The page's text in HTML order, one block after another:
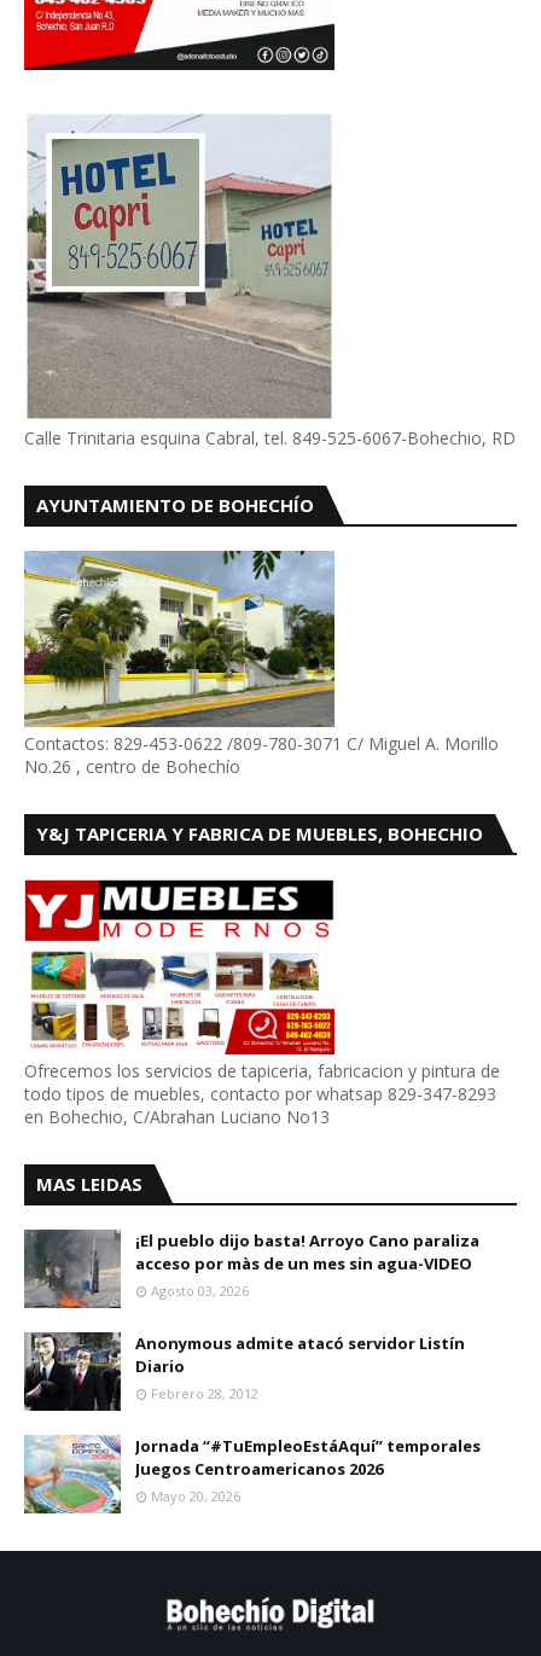
Calle Trinitaria esquina Cabral, tel. 849-525-6067-Bohechio, RD
AYUNTAMIENTO DE BOHECHÍO
Contactos: 829-453-0622 /809-780-3071 C/ Miguel A. Morillo
No.26 , centro de Bohechío
Y&J TAPICERIA Y FABRICA DE MUEBLES, BOHECHIO
Ofrecemos los servicios de tapiceria, fabricacion y pintura de
todo tipos de muebles, contacto por whatsap 829-347-8293
en Bohechio, C/Abrahan Luciano No13
MAS LEIDAS
¡El pueblo dijo basta! Arroyo Cano paraliza
acceso por màs de un mes sin agua-VIDEO
Agosto 03, 2026
Anonymous admite atacó servidor Listín
Diario
Febrero 28, 2012
Jornada “#TuEmpleoEstáAquí” temporales
Juegos Centroamericanos 2026
Mayo 20, 2026